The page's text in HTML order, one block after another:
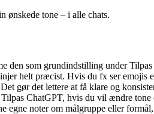
ønskede tone – i alle chats.
den som grundindstilling under
helt præcist. Hvis du fx ser emojis
gør det lettere at få klare og
ChatGPT, hvis du vil ændre tone
egne noter om målgruppe eller